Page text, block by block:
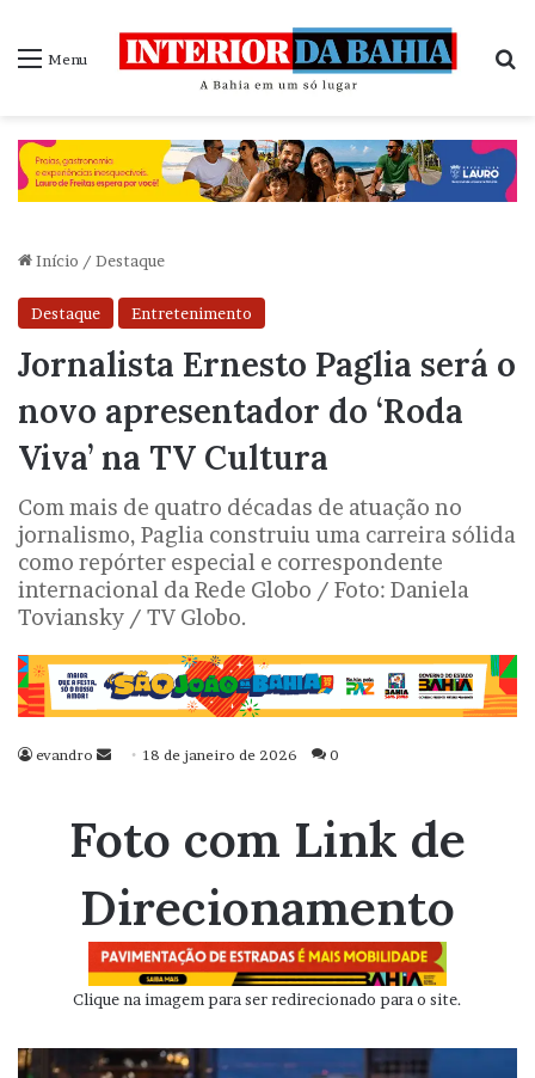
Menu
Início / Destaque
Destaque Entretenimento
Jornalista Ernesto Paglia será o
novo apresentador do ‘Roda
Viva’ na TV Cultura
Com mais de quatro décadas de atuação no
jornalismo, Paglia construiu uma carreira sólida
como repórter especial e correspondente
internacional da Rede Globo / Foto: Daniela
Toviansky / TV Globo.
evandro
Mande
mail
18 de janeiro de 2026 0
Foto com Link de
Direcionamento
Clique na imagem para ser redirecionado para o site.